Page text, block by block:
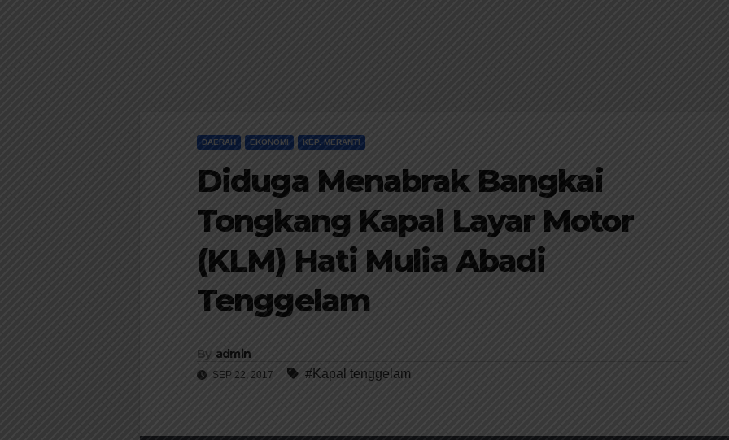
DAERAH EKONOMI KEP. MERANTI
Diduga Menabrak Bangkai
Tongkang Kapal Layar Motor
(KLM) Hati Mulia Abadi
Tenggelam
By admin
SEP 22, 2017 #Kapal tenggelam